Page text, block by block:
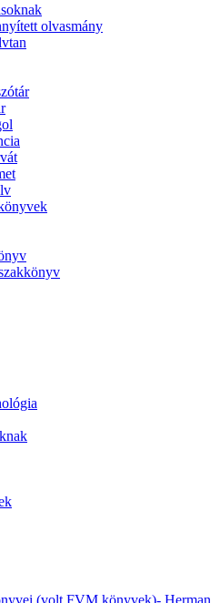
olvasmány
(volt FVM könyvek)- Herman